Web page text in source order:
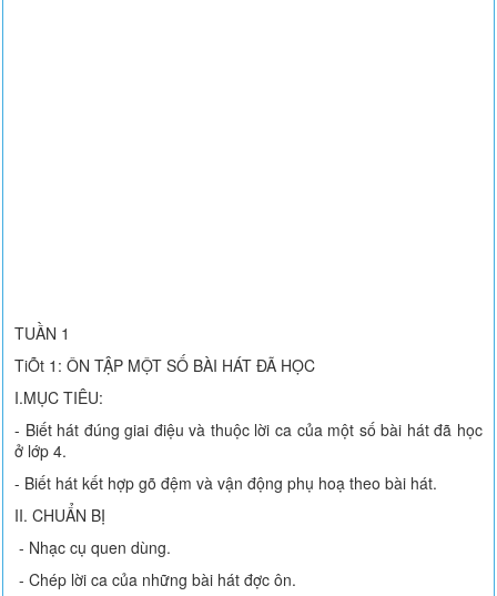
TUẦN 1
TiÕt 1: ÔN TẬP MỘT SỐ BÀI HÁT ĐÃ HỌC
I.MỤC TIÊU:
- Biết hát đúng giai điệu và thuộc lời ca của một số bài hát đã học
ở lớp 4.
- Biết hát kết hợp gõ đệm và vận động phụ hoạ theo bài hát.
II. CHUẨN BỊ
- Nhạc cụ quen dùng.
- Chép lời ca của những bài hát đ­ợc ôn.